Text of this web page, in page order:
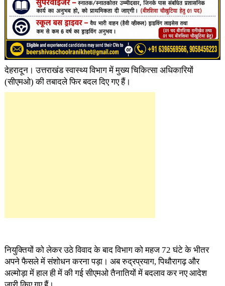
देहरादून। उत्तराखंड स्वास्थ्य विभाग में मुख्य चिकित्सा अधिकारियों
(सीएमओ) की तबादले फिर बदल दिए गए हैं।
नियुक्तियों को लेकर उठे विवाद के बाद विभाग को महज 72 घंटे के भीतर
अपने फैसले में संशोधन करना पड़ा। अब रुद्रप्रयाग, पिथौरागढ़ और
अल्मोड़ा में हाल ही में की गई सीएमओ तैनातियों में बदलाव कर नए आदेश